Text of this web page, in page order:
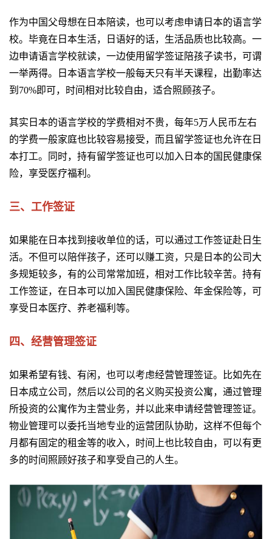
作为中国父母想在日本陪读，也可以考虑申请日本的语言学
校。毕竟在日本生活，日语好的话，生活品质也比较高。一
边申请语言学校就读，一边使用留学签证陪孩子读书，可谓
一举两得。日本语言学校一般每天只有半天课程，出勤率达
到70%即可，时间相对比较自由，适合照顾孩子。
其实日本的语言学校的学费相对不贵，每年5万人民币左右
的学费一般家庭也比较容易接受，而且留学签证也允许在日
本打工。同时，持有留学签证也可以加入日本的国民健康保
险，享受医疗福利。
三、工作签证
如果能在日本找到接收单位的话，可以通过工作签证赴日生
活。不但可以陪伴孩子，还可以赚工资，只是日本的公司大
多规矩较多，有的公司常常加班，相对工作比较辛苦。持有
工作签证，在日本可以加入国民健康保险、年金保险等，可
享受日本医疗、养老福利等。
四、经营管理签证
如果希望有钱、有闲，也可以考虑经营管理签证。比如先在
日本成立公司，然后以公司的名义购买投资公寓，通过管理
所投资的公寓作为主营业务，并以此来申请经营管理签证。
物业管理可以委托当地专业的运营团队协助，这样不但每个
月都有固定的租金等的收入，时间上也比较自由，可以有更
多的时间照顾好孩子和享受自己的人生。